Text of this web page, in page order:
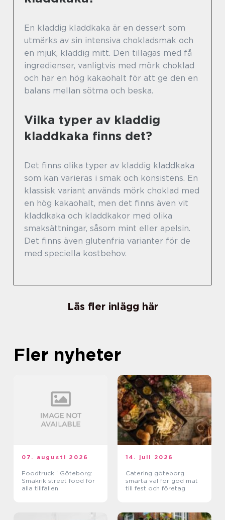
En kladdig kladdkaka är en dessert som
utmärks av sin intensiva chokladsmak och
en mjuk, kladdig mitt. Den tillagas med få
ingredienser, vanligtvis med mörk choklad
och har en hög kakaohalt för att ge den en
balans mellan sötma och beska.
Vilka typer av kladdig
kladdkaka finns det?
Det finns olika typer av kladdig kladdkaka
som kan varieras i smak och konsistens. En
klassisk variant används mörk choklad med
en hög kakaohalt, men det finns även vit
kladdkaka och kladdkakor med olika
smaksättningar, såsom mint eller apelsin.
Det finns även glutenfria varianter för de
med speciella kostbehov.
Läs fler inlägg här
Fler nyheter
07. augusti 2026
Foodtruck i Göteborg:
Smakrik street food för
alla tillfällen
14. juli 2026
Catering göteborg
smarta val för god mat
till fest och företag